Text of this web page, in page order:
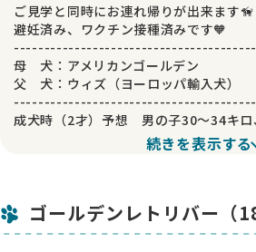
ご見学と同時にお連れ帰りが出来ます🦮
避妊済み、ワクチン接種済みです🧡
母 犬：アメリカンゴールデン
父 犬：ウィズ（ヨーロッパ輸入犬）
成犬時（2才）予想 男の子30～34キロ
● 健康診断書
● 血統証明書
続きを表示する
ゴールデンレトリバー（